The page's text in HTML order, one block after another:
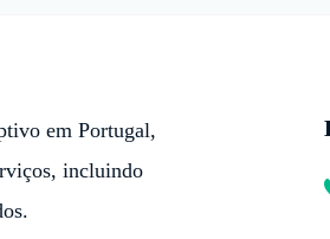
em Portugal,
incluindo